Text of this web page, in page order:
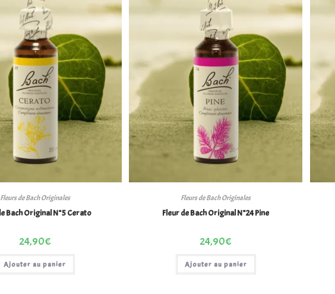
Fleurs de Bach Originales
Bach Original N°5 Cerato
24,90€
Ajouter au panier
Fleurs de Bach Originales
Fleur de Bach Original N°24 Pine
24,90€
Ajouter au panier